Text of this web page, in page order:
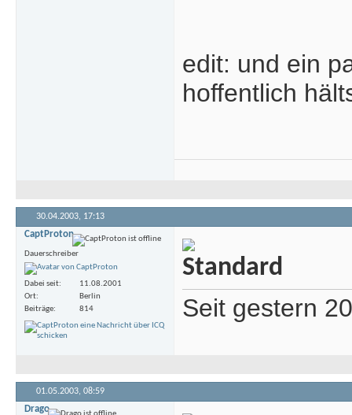
edit: und ein
hoffentlich
30.04.2003, 17:13
CaptProton
Dauerschreiber
Dabei seit
11.08.2001
Ort
Berlin
Beiträge
814 Seit gestern
01.05.2003, 08:59
Drago